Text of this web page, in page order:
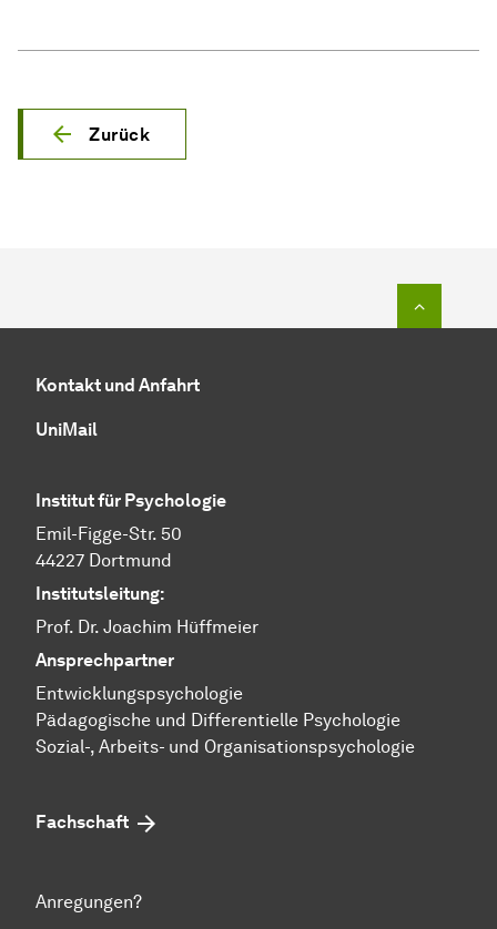
Zurück
Kontakt und Anfahrt
UniMail
Institut für Psychologie
Emil-Figge-Str. 50
44227 Dortmund
Institutsleitung:
Prof. Dr. Joachim Hüffmeier
Ansprechpartner
Ent­wick­lungs­psy­cho­lo­gie
Pä­da­go­gi­sche und Dif­fe­ren­ti­el­le Psy­cho­lo­gie
​​​​​​​Sozial-, Ar­beits- und Or­ga­ni­sa­tions­psy­cho­lo­gie
Fachschaft
Anregungen?